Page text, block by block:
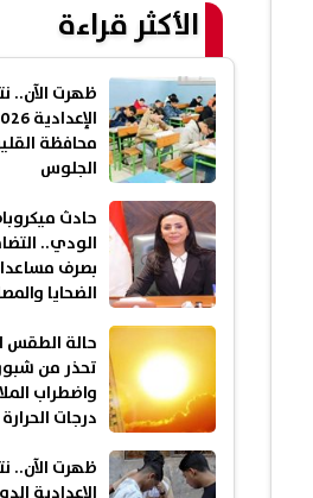
الأكثر قراءة
ظهرت الآن..
محافظة
الجلوس
حادث
الودي..
بصرف
الضحايا
حالة الطقس
تحذر من
واضطراب
درجات الحرارة
ظهرت الآن..